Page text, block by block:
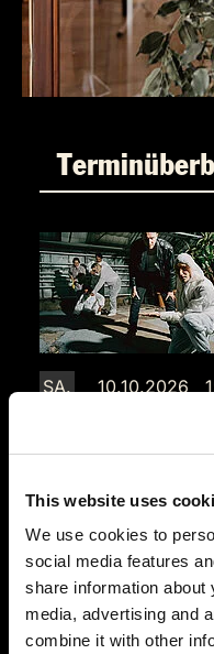
This website uses
We use cookies to
social media features
share information
media, advertising and
combine it with other
SA.
10.10.2026
Herrler Gourmet
92993 Beilngries
Auf der Karte